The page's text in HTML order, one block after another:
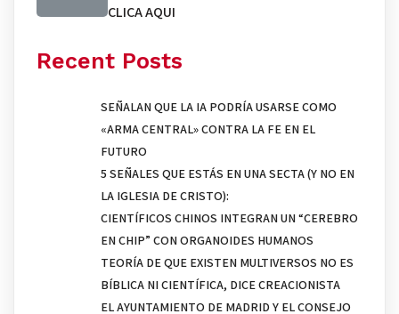
CLICA AQUI
Recent Posts
SEÑALAN QUE LA IA PODRÍA USARSE COMO
«ARMA CENTRAL» CONTRA LA FE EN EL
FUTURO
5 SEÑALES QUE ESTÁS EN UNA SECTA (Y NO EN
LA IGLESIA DE CRISTO):
CIENTÍFICOS CHINOS INTEGRAN UN “CEREBRO
EN CHIP” CON ORGANOIDES HUMANOS
TEORÍA DE QUE EXISTEN MULTIVERSOS NO ES
BÍBLICA NI CIENTÍFICA, DICE CREACIONISTA
EL AYUNTAMIENTO DE MADRID Y EL CONSEJO